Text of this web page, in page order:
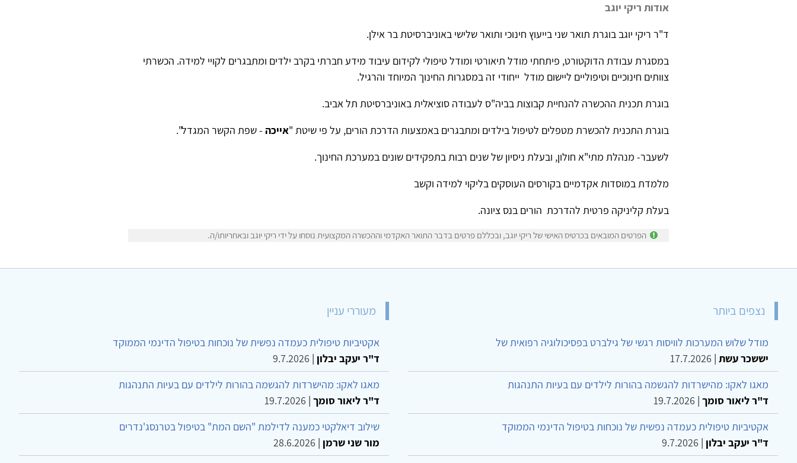
אודות ריקי יוגב
ד"ר ריקי יוגב בוגרת תואר שני בייעוץ חינוכי ותואר שלישי באוניברסיטת בר אילן.
במסגרת עבודת הדוקטורט, פיתחתי מודל תיאורטי ומודל טיפולי לקידום עיבוד מידע חברתי בקרב ילדים ומתבגרים לקויי למידה. הכשרתי
צוותים חינוכיים וטיפוליים ליישום מודל ייחודי זה במסגרות החינוך המיוחד והרגיל.
בוגרת תכנית ההכשרה להנחיית קבוצות בביה"ס לעבודה סוציאלית באוניברסיטת תל אביב.
בוגרת התכנית להכשרת מטפלים לטיפול בילדים ומתבגרים באמצעות הדרכת הורים, על פי שיטת "אייכה - שפת הקשר המגדל".
לשעבר- מנהלת מתי"א חולון, ובעלת ניסיון של שנים רבות בתפקידים שונים במערכת החינוך.
מלמדת במוסדות אקדמיים בקורסים העוסקים בליקוי למידה וקשב
בעלת קליניקה פרטית להדרכת הורים בנס ציונה.
הפרטים המובאים בכרטיס האישי של ריקי יוגב, ובכללם פרטים בדבר התואר האקדמי וההכשרה המקצועית נוסחו על ידי ריקי יוגב ובאחריותו/ה.
נצפים ביותר
מודל שלוש המערכות לוויסות רגשי של גילברט בפסיכולוגיה רפואית של
יששכר עשת |
17.7.2026
מאגו לאקו: מהישרדות להגשמה בהורות לילדים עם בעיות התנהגות
ד"ר ליאור סומך |
19.7.2026
אקטיביות טיפולית כעמדה נפשית של נוכחות בטיפול הדינמי הממוקד
ד"ר יעקב יבלון |
9.7.2026
מעוררי עניין
אקטיביות טיפולית כעמדה נפשית של נוכחות בטיפול הדינמי הממוקד
ד"ר יעקב יבלון |
9.7.2026
מאגו לאקו: מהישרדות להגשמה בהורות לילדים עם בעיות התנהגות
ד"ר ליאור סומך |
19.7.2026
שילוב דיאלקטי כמענה לדילמת "השם המת" בטיפול בטרנסג'נדרים
מור שני שרמן |
28.6.2026